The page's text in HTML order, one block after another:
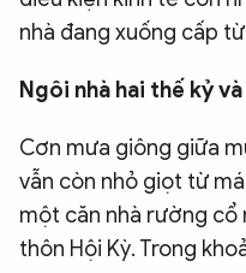
VĂN HÓA - THỂ THAO
ĐA PHƯƠNG TIỆN
eMagazine
nhà đang xuống cấp
Ngôi nhà hai thế kỷ
Cơn mưa giông giữa
vẫn còn nhỏ giọt từ
một căn nhà rường cổ
thôn Hội Kỳ. Trong